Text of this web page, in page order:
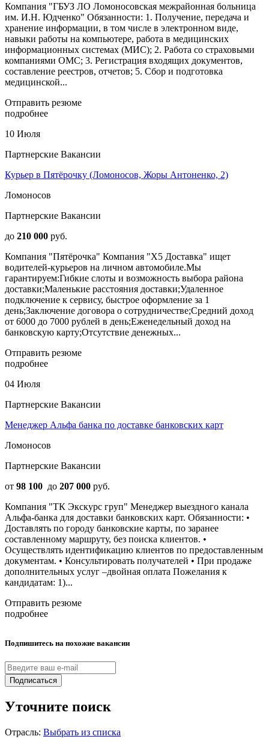
Компания "ГБУЗ ЛО Ломоносовская межрайонная больница
им. И.Н. Юдченко" Обязанности: 1. Получение, передача и
хранение информации, в том числе в электронном виде,
навыки работы на компьютере, работа в медицинских
информационных системах (МИС); 2. Работа со страховыми
компаниями ОМС; 3. Регистрация входящих документов,
составление реестров, отчетов; 5. Сбор и подготовка
медицинской...
Отправить резюме
подробнее
10 Июля
Партнерские Вакансии
Курьер в Пятёрочку (Ломоносов, Жоры Антоненко, 2)
Ломоносов
Партнерские Вакансии
до 210 000 руб.
Компания "Пятёрочка" Компания "Х5 Доставка" ищет
водителей-курьеров на личном автомобиле.Мы
гарантируем:Гибкие слоты и возможность выбора района
доставки;Маленькие расстояния доставки;Удаленное
подключение к сервису, быстрое оформление за 1
день;Заключение договора о сотрудничестве;Средний доход
от 6000 до 7000 рублей в день;Еженедельный доход на
банковскую карту;Отсутствие денежных...
Отправить резюме
подробнее
04 Июля
Партнерские Вакансии
Менеджер Альфа банка по доставке банковских карт
Ломоносов
Партнерские Вакансии
от 98 100 до 207 000 руб.
Компания "ТК Экскурс груп" Менеджер выездного канала
Альфа-банка для доставки банковских карт. Обязанности: •
Доставлять по городу банковские карты, по заранее
составленному маршруту, без поиска клиентов. •
Осуществлять идентификацию клиентов по предоставленным
документам. • Консультировать получателей • При продаже
дополнительных услуг –двойная оплата Пожелания к
кандидатам: 1)...
Отправить резюме
подробнее
Подпишитесь на похожие вакансии
Подписаться
Уточните поиск
Отрасль: Выбрать из списка